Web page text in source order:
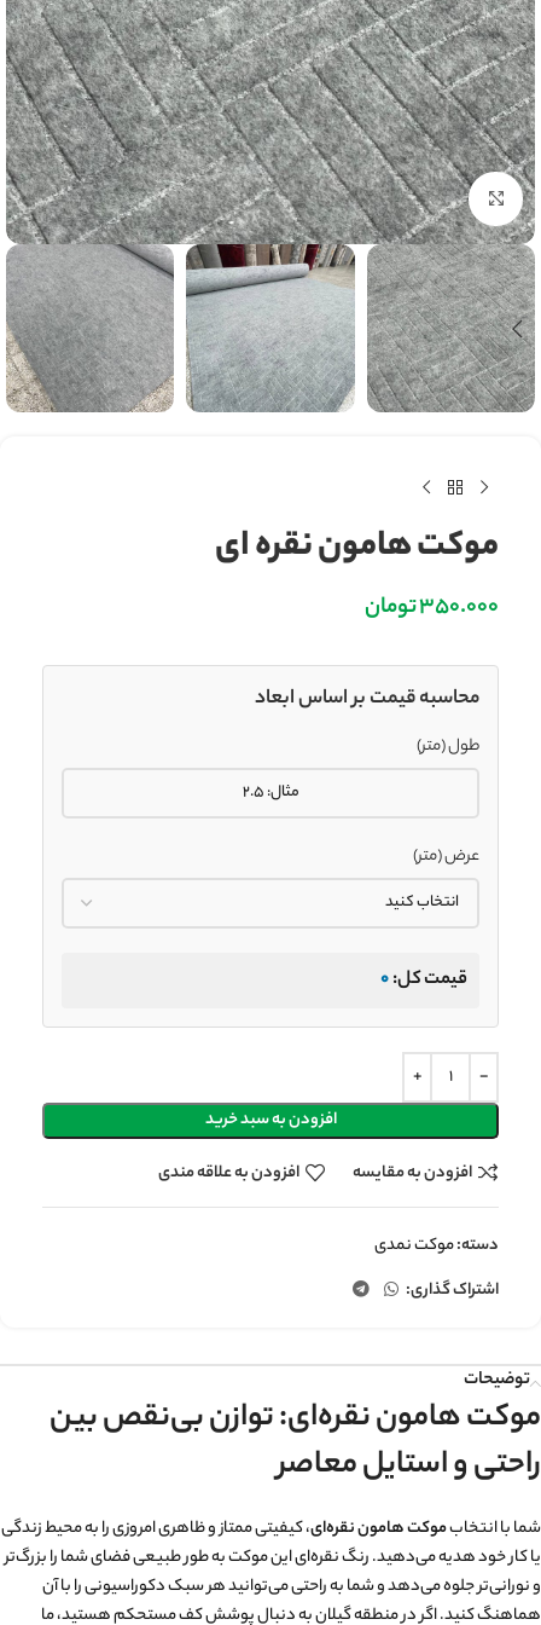
بزرگنمایی تصویر
موکت هامون نقره ای
350.000تومان
محاسبه قیمت بر اساس ابعاد
طول (متر)
عرض (متر)
قیمت کل:0
افزودن به سبد خرید
افزودن به مقایسه
افزودن به علاقه مندی
دسته:موکت نمدی
اشتراک گذاری:
توضیحات
موکت هامون نقره‌ای: توازن بی‌نقص بین
راحتی و استایل معاصر
شما با انتخابموکت هامون نقره‌ای، کیفیتی ممتاز و ظاهری امروزی را به محیط زندگی
یا کار خود هدیه می‌دهید. رنگ نقره‌ای این موکت به طور طبیعی فضای شما را بزرگ‌تر
و نورانی‌تر جلوه می‌دهد و شما به راحتی می‌توانید هر سبک دکوراسیونی را با آن
هماهنگ کنید. اگر در منطقه گیلان به دنبال پوشش کف مستحکم هستید، ما